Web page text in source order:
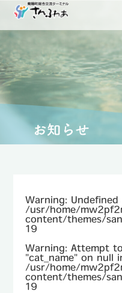
さ
お食
健康増
Warning:
/usr/home/
content/themes/
19
Warning: Attempt
"cat_name" on null
/usr/home/
content/themes/
19